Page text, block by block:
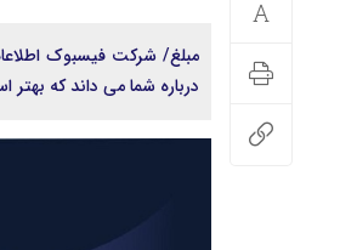
مبلغ/ شرکت فیسبوک
درباره شما می داند که